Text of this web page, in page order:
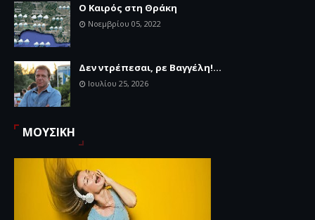
Ο Καιρός στη Θράκη
Νοεμβρίου 05, 2022
Δεν ντρέπεσαι, ρε Βαγγέλη!...
Ιουλίου 25, 2026
ΜΟΥΣΙΚΗ